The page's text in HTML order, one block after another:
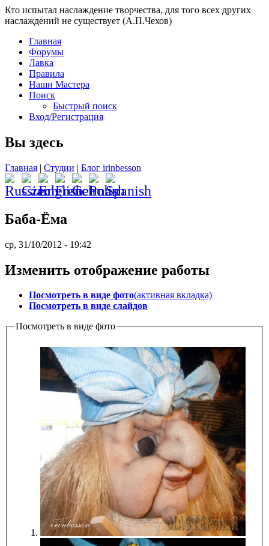
Кто испытал наслаждение творчества, для того всех других
наслаждений не существует (А.П.Чехов)
Главная
Форумы
Лавка
Правила
Наши Мастера
Поиск
Быстрый поиск
Вход/Регистрация
Вы здесь
Главная | Студии | Блог irinbesson
Баба-Ёма
ср, 31/10/2012 - 19:42
Изменить отображение работы
Посмотреть в виде фото(активная вкладка)
Посмотреть в виде слайдов
Посмотреть в виде фото